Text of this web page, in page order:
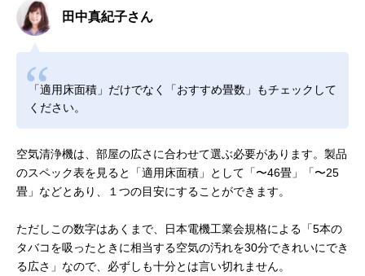
田中真紀子さん
「適用床面積」だけでなく「おすすめ畳数」もチェックして
ください。
空気清浄機は、部屋の広さに合わせて選ぶ必要があります。製品
のスペック表を見ると「適用床面積」として「〜46畳」「〜25
畳」などとあり、１つの目安にすることができます。
ただしこの数字はあくまで、日本電機工業会規格による「5本の
タバコを吸ったときに相当する空気の汚れを30分できれいにでき
る広さ」なので、必ずしも十分とは言い切れません。